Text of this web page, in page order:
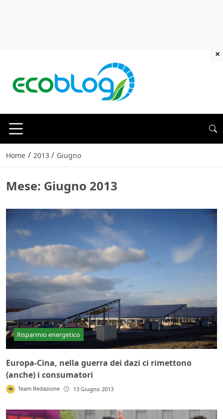
Home / 2013 / Giugno
Mese: Giugno 2013
Risparmio energetico
Europa-Cina, nella guerra dei dazi ci rimettono
(anche) i consumatori
Team Redazione 13 Giugno 2013
×